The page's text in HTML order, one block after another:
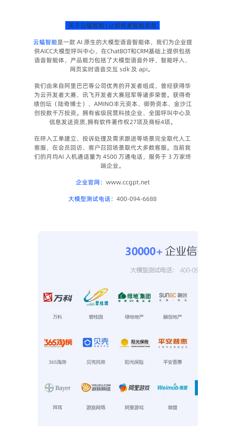
云蝠智能是一款 AI 原生的大模型语音智能体，我们为企业提
供AICC大模型呼叫中心，在ChatBOT和CRM基础上提供包括
语音智能体，产品能力包括了大模型语音外呼、智能呼入、
我们由来自阿里巴巴等公司优秀的开发者组成，曾经获得华
为云开发者大赛、讯飞开发者大赛冠军等诸多荣誉。获得奇
绩创坛（陆奇博士）、AMINO丰元资本、御势资本、金沙江
创投数千万投资。拥有省级民营科技企业、全国呼叫中心及
信息发送资质,拥有软件著作权27项及商标4项。
在呼入工单建立、投诉处理及需求跟进等场景完全取代人工
客服，在会员回访、客户召回场景取代大多数客服。当前我
们的月均AI 人机通话量为 4500 万通电话，服务于 3 万家终
端企业。
企业官网： www.ccgpt.net
大模型测试电话： 400-094-6688